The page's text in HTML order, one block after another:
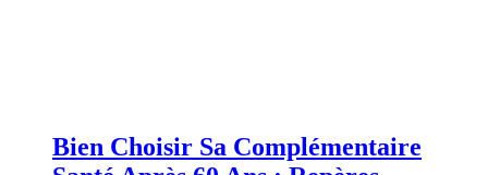
Bien Choisir Sa Complémentaire